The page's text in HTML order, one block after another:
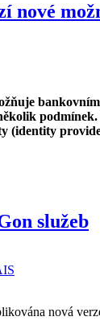
nové
(identity
služeb
nová